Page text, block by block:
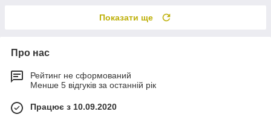
Показати ще
Про нас
Рейтинг не сформований
Менше 5 відгуків за останній рік
Працює з 10.09.2020